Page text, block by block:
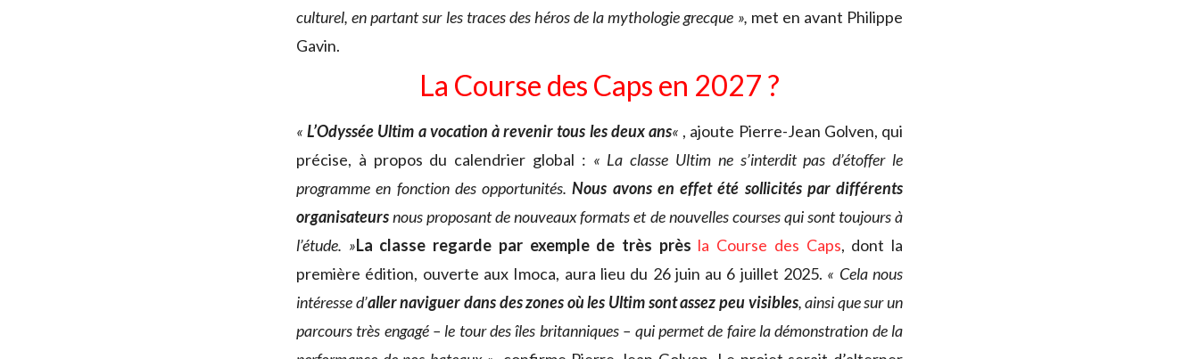
culturel, en partant sur les traces des héros de la mythologie grecque », met en avant Philippe
Gavin.
La Course des Caps en 2027 ?
«L’Odyssée Ultim a vocation à revenir tous les deux ans« , ajoute Pierre-Jean Golven, qui
précise, à propos du calendrier global : « La classe Ultim ne s’interdit pas d’étoffer le
programme en fonction des opportunités.Nous avons en effet été sollicités par différents
organisateursnous proposant de nouveaux formats et de nouvelles courses qui sont toujours à
l’étude. »La classe regarde par exemple de très près la Course des Caps, dont la
première édition, ouverte aux Imoca, aura lieu du 26 juin au 6 juillet 2025. « Cela nous
intéresse d’aller naviguer dans des zones où les Ultim sont assez peu visibles, ainsi que sur un
parcours très engagé – le tour des îles britanniques – qui permet de faire la démonstration de la